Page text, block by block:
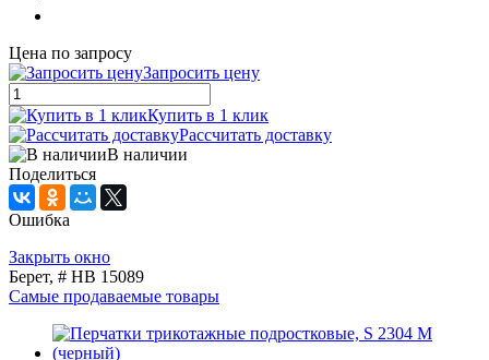
Цена по запросу
Запросить цену
Купить в 1 клик
Рассчитать доставку
В наличии
Поделиться
Ошибка
Закрыть окно
Берет, # HB 15089
Самые продаваемые товары